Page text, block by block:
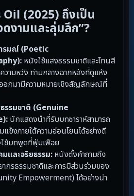
Oil (2025) ถึงเป็น
งามและลุ่มลึก”?
รมณ์ (Poetic
หนังใช้แสงธรรมชาติและโทนสี
ามหวัง ท่ามกลางฉากหลังที่ดูแห้ง
อกมามีความหมายเชิงสัญลักษณ์ที่
รรมชาติ (Genuine
นักแสดงนำที่รับบทซาราห์สามารถ
แข็งภายใต้ความอ่อนโยนได้อย่างดี
ใช้บทพูดที่ฟุ่มเฟือย
มและจริยธรรม: หนังตั้งคำถามถึง
รธรรมชาติและการมีส่วนร่วมของ
Empowerment) ได้อย่างน่า